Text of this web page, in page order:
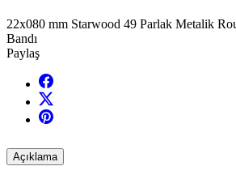
22x080 mm Starwood 49 Parlak Metalik
Bandı
Paylaş
Açıklama